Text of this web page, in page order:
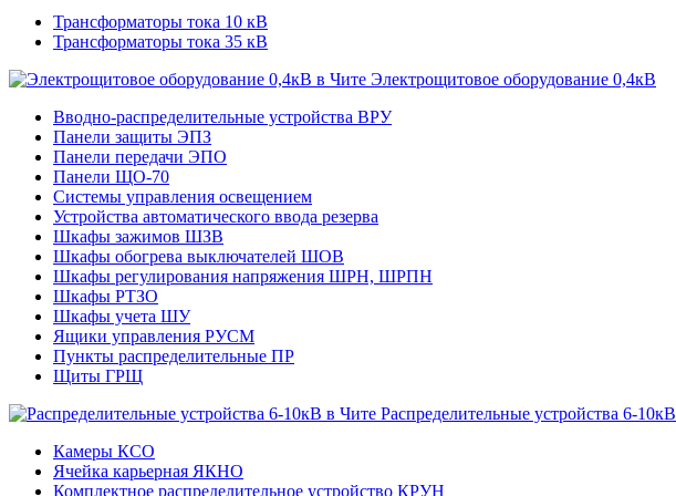
Трансформаторы тока 10 кВ
Трансформаторы тока 35 кВ
Электрощитовое оборудование 0,4кВ
Вводно-распределительные устройства ВРУ
Панели защиты ЭПЗ
Панели передачи ЭПО
Панели ЩО-70
Системы управления освещением
Устройства автоматического ввода резерва
Шкафы зажимов ШЗВ
Шкафы обогрева выключателей ШОВ
Шкафы регулирования напряжения ШРН, ШРПН
Шкафы РТЗО
Шкафы учета ШУ
Ящики управления РУСМ
Пункты распределительные ПР
Щиты ГРЩ
Распределительные устройства 6-10кВ
Камеры КСО
Ячейка карьерная ЯКНО
Комплектное распределительное устройство КРУН